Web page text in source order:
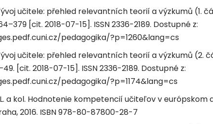
učitele: přehled relevantních teorií a výzkumů (1.
[cit. 2018-07-15]. ISSN 2336-2189. Dostupné z:
pedagogika/?p=1260&lang=cs
učitele: přehled relevantních teorií a výzkumů (2.
[cit. 2018-07-15]. ISSN 2336-2189. Dostupné z:
pedagogika/?p=1174&lang=cs
L. a kol. Hodnotenie kompetencií učiteľov v európskom
2016. ISBN 978-80-87800-28-7